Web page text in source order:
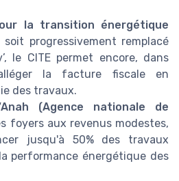
la transition énergétique
progressivement remplacé
le CITE permet encore, dans
la facture fiscale en
des travaux.
(Agence nationale de
foyers aux revenus modestes,
jusqu'à 50% des travaux
performance énergétique des